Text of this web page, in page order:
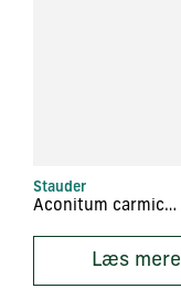
Stauder
Aconitum carmichaelii ‘Fischeri’
Læs mere